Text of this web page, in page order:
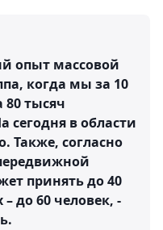
опыт массовой
когда мы за 10
тысяч
сегодня в области
Также, согласно
принять до 40
до 60 человек, -